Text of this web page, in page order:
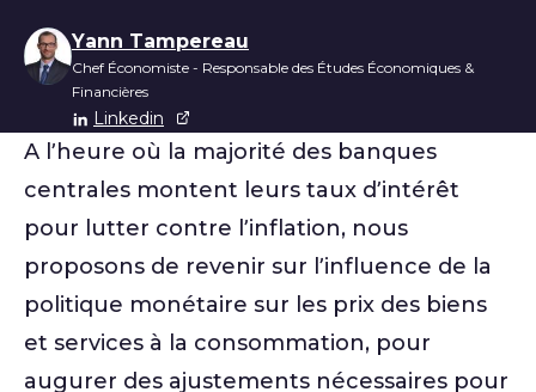
Liste des auteurs
Yann Tampereau
Chef Économiste - Responsable des Études Économiques &
Financières
Linkedin
A l’heure où la majorité des banques
centrales montent leurs taux d’intérêt
pour lutter contre l’inflation, nous
proposons de revenir sur l’influence de la
politique monétaire sur les prix des biens
et services à la consommation, pour
augurer des ajustements nécessaires pour